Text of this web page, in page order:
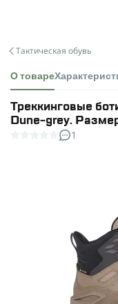
Тактическая обувь
О товаре
Треккинговые
Dune-grey.
1